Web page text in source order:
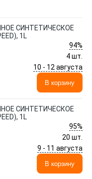
СИНТЕТИЧЕСКОЕ
1L
94%
4 шт.
10 - 12 августа
В корзину
СИНТЕТИЧЕСКОЕ
1L
95%
20 шт.
9 - 11 августа
В корзину